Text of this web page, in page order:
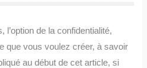
l’option de la confidentialité,
que vous voulez créer, à savoir
au début de cet article, si